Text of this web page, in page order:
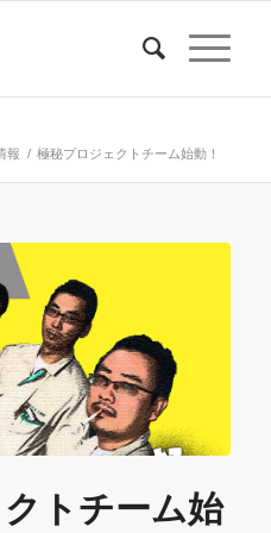
報 / 極秘プロジェクトチーム始動！
トチーム始